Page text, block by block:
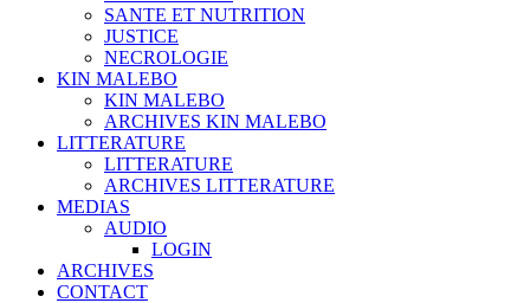
SANTE ET NUTRITION
JUSTICE
NECROLOGIE
KIN MALEBO
KIN MALEBO
ARCHIVES KIN MALEBO
LITTERATURE
LITTERATURE
ARCHIVES LITTERATURE
MEDIAS
AUDIO
LOGIN
ARCHIVES
CONTACT